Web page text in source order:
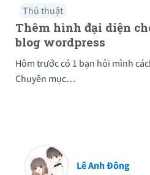
Thủ thuật
Thêm hình đại diện
blog wordpress
Hôm trước có 1 bạn hỏi mình
Chuyên mục…
Lê Anh Đông